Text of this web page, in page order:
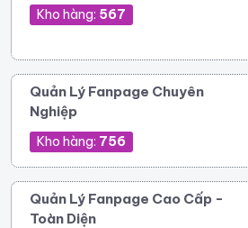
Kho hàng: 567
Quản Lý Fanpage Chuyên
Nghiệp
Kho hàng: 756
Quản Lý Fanpage Cao Cấp -
Toàn Diện